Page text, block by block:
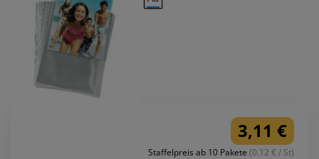
3,11 €
Staffelpreis ab 10 Pakete (0.12 € / St)